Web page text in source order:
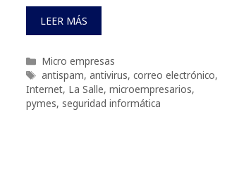
LEER MÁS
Categorías
Micro empresas
Etiquetas
antispam, antivirus, correo electrónico,
Internet, La Salle, microempresarios,
pymes, seguridad informática